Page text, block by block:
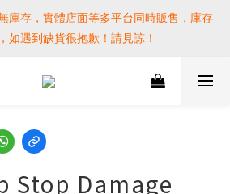
庫存，實體店面等多平台同時販售，庫存
如遇到缺貨很抱歉！請見諒！
庫存，實體店面等多平台同時販售，庫存
如遇到缺貨很抱歉！請見諒！
WORLD SHIPPING
請務必在時間內完成取貨才是乖寶寶呦~
貨必須支付運費! 謝謝
庫存，實體店面等多平台同時販售，庫存
Stop Damage